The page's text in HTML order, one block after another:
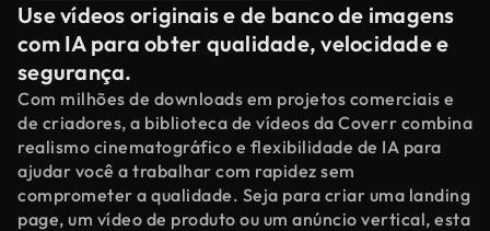
Use vídeos originais e de banco de imagens
com IA para obter qualidade, velocidade e
segurança.
Com milhões de downloads em projetos comerciais e
de criadores, a biblioteca de vídeos da Coverr combina
realismo cinematográfico e flexibilidade de IA para
ajudar você a trabalhar com rapidez sem
comprometer a qualidade. Seja para criar uma landing
page, um vídeo de produto ou um anúncio vertical, esta